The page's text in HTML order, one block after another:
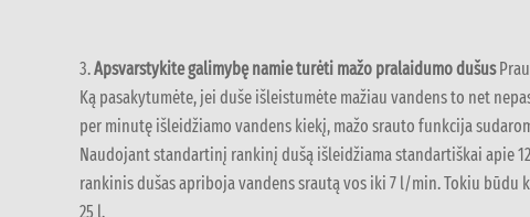
3.Apsvarstykite galimybę namie turėti mažo pralaidumo dušus
Ką pasakytumėte, jei duše išleistumėte mažiau vandens to net
per minutę išleidžiamo vandens kiekį, mažo srauto funkcija
Naudojant standartinį rankinį dušą išleidžiama standartiškai apie
rankinis dušas apriboja vandens srautą vos iki 7 l/min. Tokiu
25 l.